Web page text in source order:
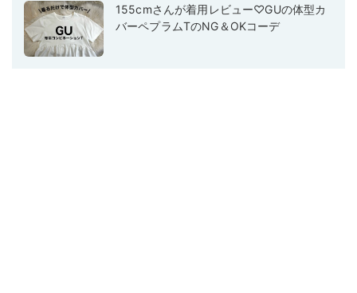
155cmさんが着用レビュー♡GUの体型カ
バーペプラムTのNG＆OKコーデ